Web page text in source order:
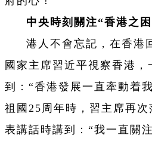
中央時刻關注“香港之
港人不會忘記，在香港
國家主席習近平視察香港
到：“香港發展一直牽動着
祖國25周年時，習主席再
表講話時講到：“我一直關